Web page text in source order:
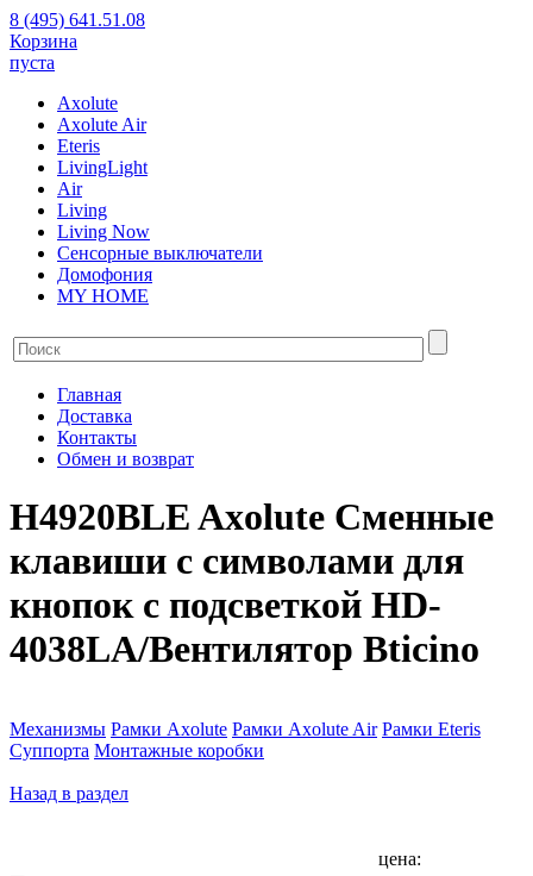
8 (495) 641.51.08
Корзина
пуста
Axolute
Axolute Air
Eteris
LivingLight
Air
Living
Living Now
Сенсорные выключатели
Домофония
MY HOME
Главная
Доставка
Контакты
Обмен и возврат
H4920BLE Axolute Сменные
клавиши с символами для
кнопок с подсветкой HD-
4038LA/Вентилятор Bticino
Механизмы Рамки Axolute Рамки Axolute Air Рамки Eteris
Суппорта Монтажные коробки
Назад в раздел
цена: